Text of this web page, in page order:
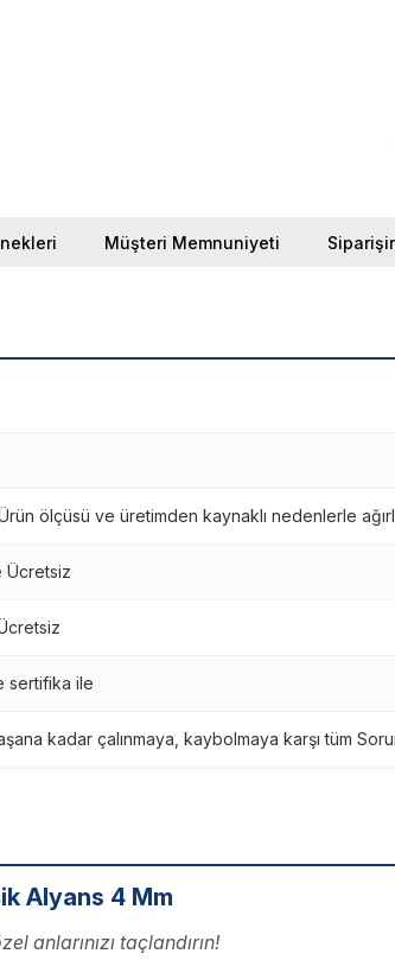
Müşteri Memnuniyeti
Alyans 4 Mm
anlarınızı taçlandırın!
ölçüsü ve üretimden kaynaklı nedenlerle
Ücretsiz
sertifika ile
kadar çalınmaya, kaybolmaya karşı tüm